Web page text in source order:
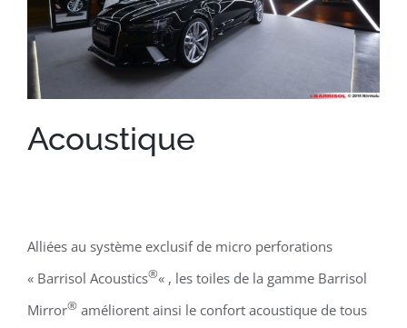
Acoustique
Alliées au système exclusif de micro perforations
« Barrisol Acoustics®« , les toiles de la gamme Barrisol
Mirror® améliorent ainsi le confort acoustique de tous